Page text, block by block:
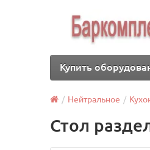
Купить
Нейтральное
Стол